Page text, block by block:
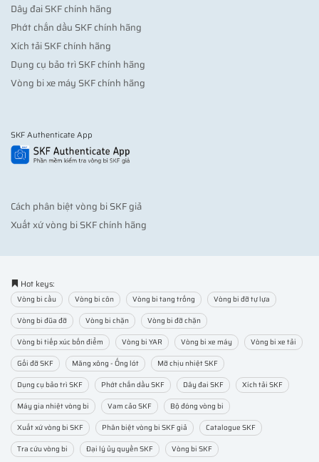
Dây đai SKF chính hãng
Phớt chắn dầu SKF chính hãng
Xích tải SKF chính hãng
Dụng cụ bảo trì SKF chính hãng
Vòng bi xe máy SKF chính hãng
SKF Authenticate App
Cách phân biệt vòng bi SKF giả
Xuất xứ vòng bi SKF chính hãng
Hot keys:
Vòng bi cầu Vòng bi côn Vòng bi tang trống
Vòng bi đỡ tự lựa
Vòng bi đũa đỡ
Vòng bi chặn
Vòng bi đỡ chặn
Vòng bi tiếp xúc bốn điểm
Vòng bi YAR Vòng bi xe máy
Vòng bi xe tải
Gối đỡ SKF
Măng xông - Ống lót
Mỡ chịu nhiệt SKF
Dụng cụ bảo trì SKF
Phớt chắn dầu SKF Dây đai SKF
Xích tải SKF
Máy gia nhiệt vòng bi
Vam cảo SKF
Bộ đóng vòng bi
Xuất xứ vòng bi SKF
Phân biệt vòng bi SKF giả
Catalogue SKF
Tra cứu vòng bi
Đại lý ủy quyền SKF Vòng bi SKF